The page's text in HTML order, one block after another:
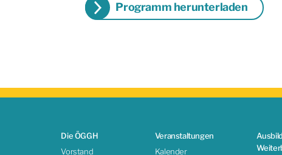
Programm herunterladen
Die ÖGGH
Vorstand
Veranstaltungen
Kalender